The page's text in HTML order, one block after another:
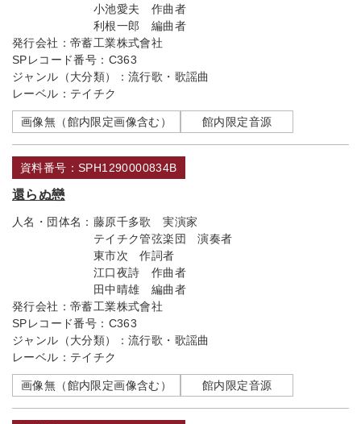
小池愛夫 作曲者
利根一郎 編曲者
発行会社： 帝蓄工業株式會社
SPレコード番号： C363
ジャンル（大分類）： 流行歌・歌謡曲
レーベル： テイチク
画像無（館内限定画像含む） 館内限定音源
資料番号：SPH1290000834B
還らぬ戀
人名・団体名： 藤原千多歌 実演家
テイチク管弦楽団 演奏者
東市次 作詞者
江口夜詩 作曲者
田中晴雄 編曲者
発行会社： 帝蓄工業株式會社
SPレコード番号： C363
ジャンル（大分類）： 流行歌・歌謡曲
レーベル： テイチク
画像無（館内限定画像含む） 館内限定音源